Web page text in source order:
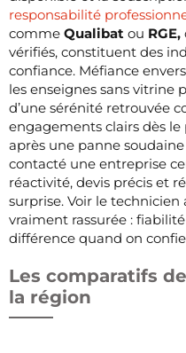
responsabilité
comme Qualibat ou RGE,
vérifiés, constituent des
confiance. Méfiance
les enseignes sans vitrine
d’une sérénité retrouvée
engagements clairs dès le
après une panne
contacté une entreprise
réactivité, devis précis et
surprise. Voir le technicien
vraiment rassurée :
différence quand on confie
Les comparatifs
la région